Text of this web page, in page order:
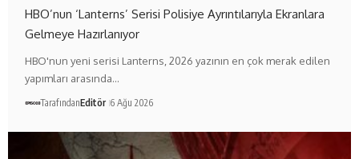
HBO’nun ‘Lanterns’ Serisi Polisiye Ayrıntılarıyla Ekranlara
Gelmeye Hazırlanıyor
HBO'nun yeni serisi Lanterns, 2026 yazının en çok merak edilen
yapımları arasında…
TarafındanEditör 6 Ağu 2026